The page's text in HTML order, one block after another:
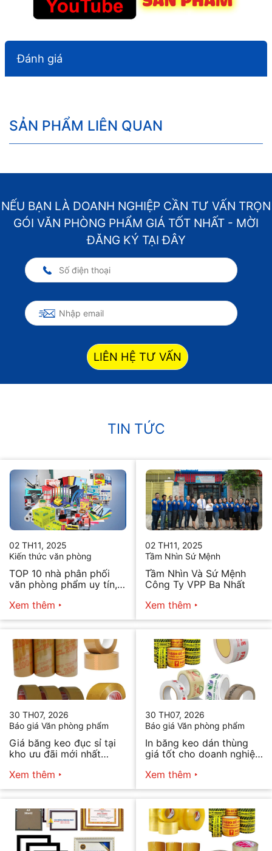
Đánh giá
SẢN PHẨM LIÊN QUAN
NẾU BẠN LÀ DOANH NGHIỆP CẦN TƯ VẤN TRỌN
GÓI VĂN PHÒNG PHẨM GIÁ TỐT NHẤT - MỜI
ĐĂNG KÝ TẠI ĐÂY
LIÊN HỆ TƯ VẤN
TIN TỨC
02 TH11, 2025
Kiến thức văn phòng
TOP 10 nhà phân phối
văn phòng phẩm uy tín,
Xem thêm
02 TH11, 2025
Tầm Nhìn Sứ Mệnh
Tầm Nhìn Và Sứ Mệnh
Công Ty VPP Ba Nhất
Xem thêm
30 TH07, 2026
Báo giá Văn phòng phẩm
Giá băng keo đục sỉ tại
kho ưu đãi mới nhất
Xem thêm
30 TH07, 2026
Báo giá Văn phòng phẩm
In băng keo dán thùng
giá tốt cho doanh nghiệp
Xem thêm